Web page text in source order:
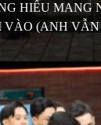
HIẾU MANG
VÀO (ANH